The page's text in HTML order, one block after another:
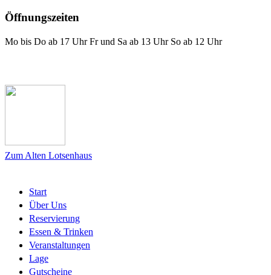
Öffnungszeiten
Mo bis Do ab 17 Uhr Fr und Sa ab 13 Uhr So ab 12 Uhr
Zum Alten Lotsenhaus
Start
Über Uns
Reservierung
Essen & Trinken
Veranstaltungen
Lage
Gutscheine